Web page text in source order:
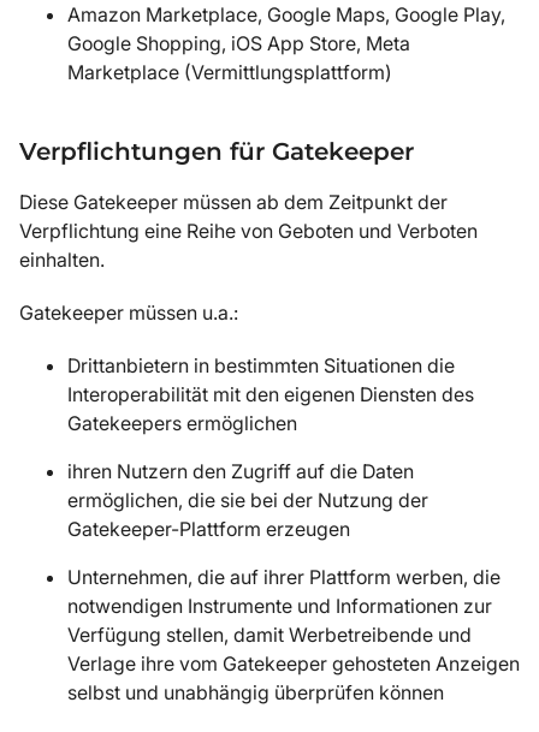
Amazon Marketplace, Google Maps, Google Play,
Google Shopping, iOS App Store, Meta
Marketplace (Vermittlungsplattform)
Verpflichtungen für Gatekeeper
Diese Gatekeeper müssen ab dem Zeitpunkt der
Verpflichtung eine Reihe von Geboten und Verboten
einhalten.
Gatekeeper müssen u.a.:
Drittanbietern in bestimmten Situationen die
Interoperabilität mit den eigenen Diensten des
Gatekeepers ermöglichen
ihren Nutzern den Zugriff auf die Daten
ermöglichen, die sie bei der Nutzung der
Gatekeeper-Plattform erzeugen
Unternehmen, die auf ihrer Plattform werben, die
notwendigen Instrumente und Informationen zur
Verfügung stellen, damit Werbetreibende und
Verlage ihre vom Gatekeeper gehosteten Anzeigen
selbst und unabhängig überprüfen können